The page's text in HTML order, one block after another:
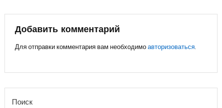
по
записям
Добавить комментарий
Для отправки комментария вам необходимоавторизоваться.
Поиск